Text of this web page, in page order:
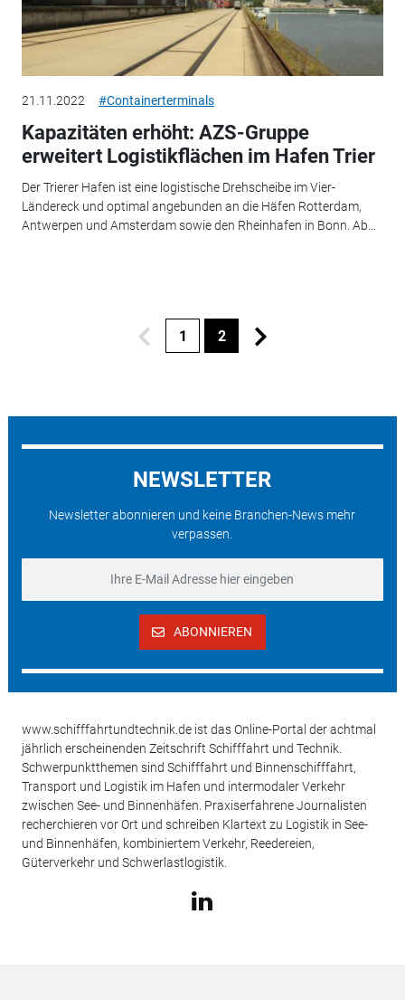
21.11.2022 #Containerterminals
Kapazitäten erhöht: AZS-Gruppe
erweitert Logistikflächen im Hafen Trier
Der Trierer Hafen ist eine logistische Drehscheibe im Vier-
Ländereck und optimal angebunden an die Häfen Rotterdam,
Antwerpen und Amsterdam sowie den Rheinhafen in Bonn. Ab...
1 2
NEWSLETTER
Newsletter abonnieren und keine Branchen-News mehr
verpassen.
ABONNIEREN
www.schifffahrtundtechnik.de ist das Online-Portal der achtmal
jährlich erscheinenden Zeitschrift Schifffahrt und Technik.
Schwerpunktthemen sind Schifffahrt und Binnenschifffahrt,
Transport und Logistik im Hafen und intermodaler Verkehr
zwischen See- und Binnenhäfen. Praxiserfahrene Journalisten
recherchieren vor Ort und schreiben Klartext zu Logistik in See-
und Binnenhäfen, kombiniertem Verkehr, Reedereien,
Güterverkehr und Schwerlastlogistik.